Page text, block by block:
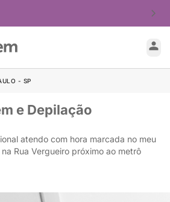
- SP
e Depilação
atendo com hora marcada no meu
Rua Vergueiro próximo ao metrô